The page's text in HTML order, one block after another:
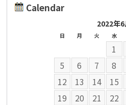
Calendar
2022年6
日 月 火 水
1
5 6 7 8
12 13 14 15
19 20 21 22